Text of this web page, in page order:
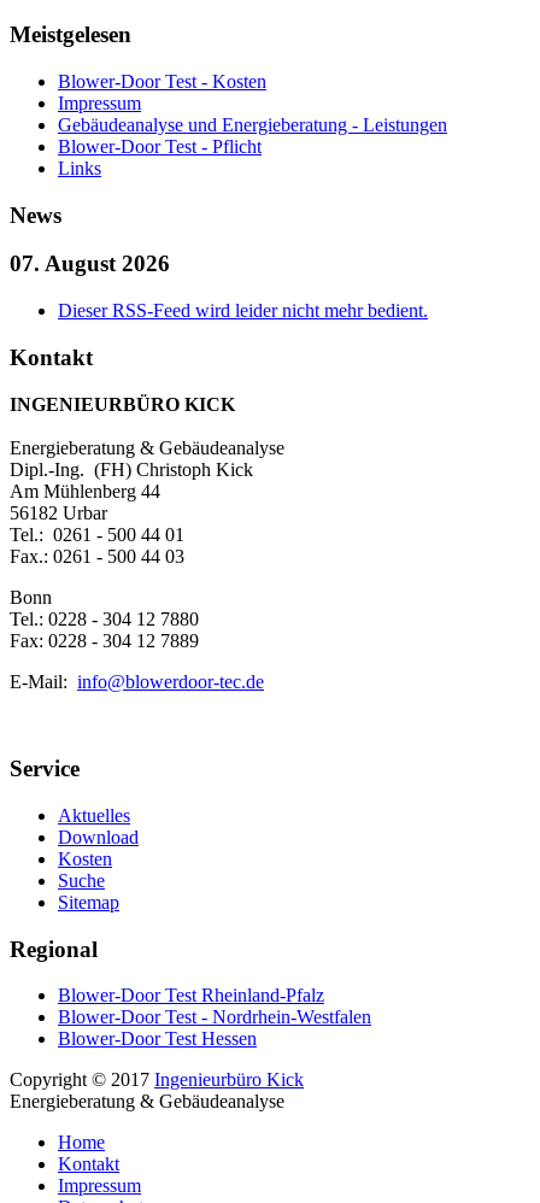
Meistgelesen
Blower-Door Test - Kosten
Impressum
Gebäudeanalyse und Energieberatung - Leistungen
Blower-Door Test - Pflicht
Links
News
07. August 2026
Dieser RSS-Feed wird leider nicht mehr bedient.
Kontakt
INGENIEURBÜRO KICK
Energieberatung & Gebäudeanalyse
Dipl.-Ing. (FH) Christoph Kick
Am Mühlenberg 44
56182 Urbar
Tel.: 0261 - 500 44 01
Fax.: 0261 - 500 44 03
Bonn
Tel.: 0228 - 304 12 7880
Fax: 0228 - 304 12 7889
E-Mail: info@blowerdoor-tec.de
Service
Aktuelles
Download
Kosten
Suche
Sitemap
Regional
Blower-Door Test Rheinland-Pfalz
Blower-Door Test - Nordrhein-Westfalen
Blower-Door Test Hessen
Copyright © 2017 Ingenieurbüro Kick
Energieberatung & Gebäudeanalyse
Home
Kontakt
Impressum